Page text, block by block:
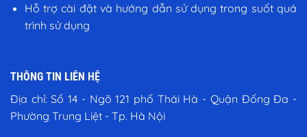
Hỗ trợ cài đặt và hướng dẫn sử dụng trong suốt quá
trình sử dụng
THÔNG TIN LIÊN HỆ
Địa chỉ: Số 14 - Ngõ 121 phố Thái Hà - Quận Đống Đa -
Phường Trung Liệt - Tp. Hà Nội